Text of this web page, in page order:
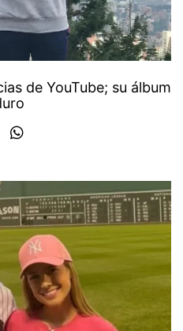
de YouTube; su álbum